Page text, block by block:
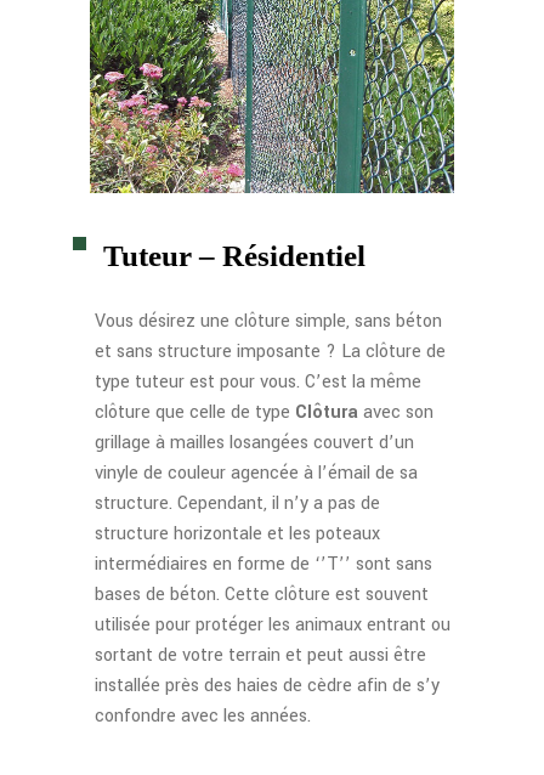
Tuteur – Résidentiel
Vous désirez une clôture simple, sans béton
et sans structure imposante ? La clôture de
type tuteur est pour vous. C’est la même
clôture que celle de type Clôturaavec son
grillage à mailles losangées couvert d’un
vinyle de couleur agencée à l’émail de sa
structure. Cependant, il n’y a pas de
structure horizontale et les poteaux
intermédiaires en forme de ‘’T’’ sont sans
bases de béton. Cette clôture est souvent
utilisée pour protéger les animaux entrant ou
sortant de votre terrain et peut aussi être
installée près des haies de cèdre afin de s’y
confondre avec les années.